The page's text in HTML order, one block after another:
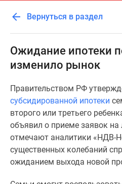
Москвы
Готовые
новостройки
Новостройки
Специальные
предложения
Коммерческие
помещения
Продавцы
застройщики
Панорамы
Вернуться в раздел
Ожидание ипотеки
изменило рынок
Правительством РФ
субсидированной ипотеки
второго или третьего
объявил о приеме заявок
отмечают аналитики «НДВ-
существенных колебаний
ожиданием выхода новой